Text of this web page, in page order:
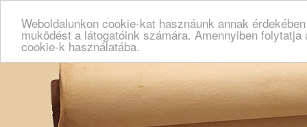
Weboldalunkon cookie-kat hasznáunk annak
muködést a látogatóink számára. Amennyiben
cookie-k használatába.